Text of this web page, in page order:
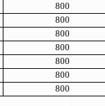
800
800
800
800
800
800
800